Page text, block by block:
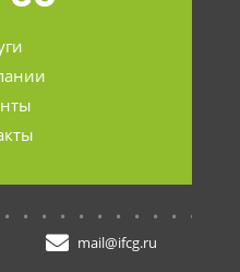
mail@ifcg.ru